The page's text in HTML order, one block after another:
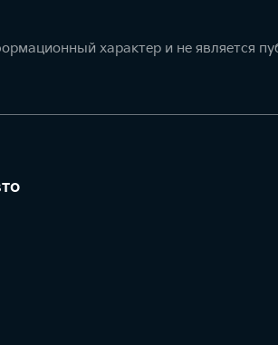
характер и не является